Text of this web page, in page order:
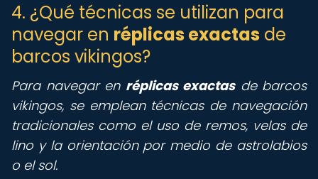
4. ¿Qué técnicas se utilizan para
navegar en réplicas exactas de
barcos vikingos?
Para navegar en réplicas exactasde barcos
vikingos, se emplean técnicas de navegación
tradicionales como el uso de remos, velas de
lino y la orientación por medio de astrolabios
o el sol.